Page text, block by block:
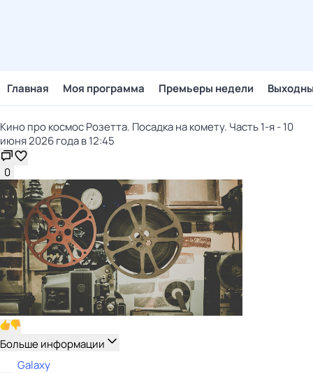
Главная Моя программа Премьеры недели
Кино про космос Розетта. Посадка на комету. Часть 1-я - 10
июня 2026 года в 12:45
0
Больше информации
Galaxy